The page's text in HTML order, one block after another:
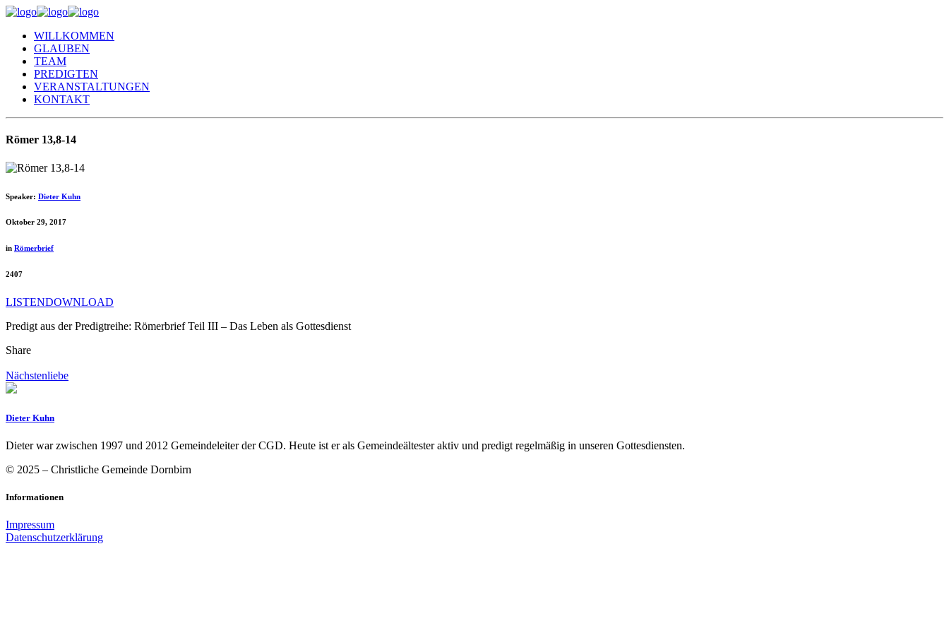
WILLKOMMEN
GLAUBEN
TEAM
PREDIGTEN
VERANSTALTUNGEN
KONTAKT
Römer 13,8-14
Speaker: Dieter Kuhn
Oktober 29, 2017
in Römerbrief
2407
LISTENDOWNLOAD
Predigt aus der Predigtreihe: Römerbrief Teil III – Das Leben als Gottesdienst
Share
Nächstenliebe
Dieter Kuhn
Dieter war zwischen 1997 und 2012 Gemeindeleiter der CGD. Heute ist er als Gemeindeältester aktiv und predigt regelmäßig in unseren Gottesdiensten.
© 2025 – Christliche Gemeinde Dornbirn
Informationen
Impressum
Datenschutzerklärung